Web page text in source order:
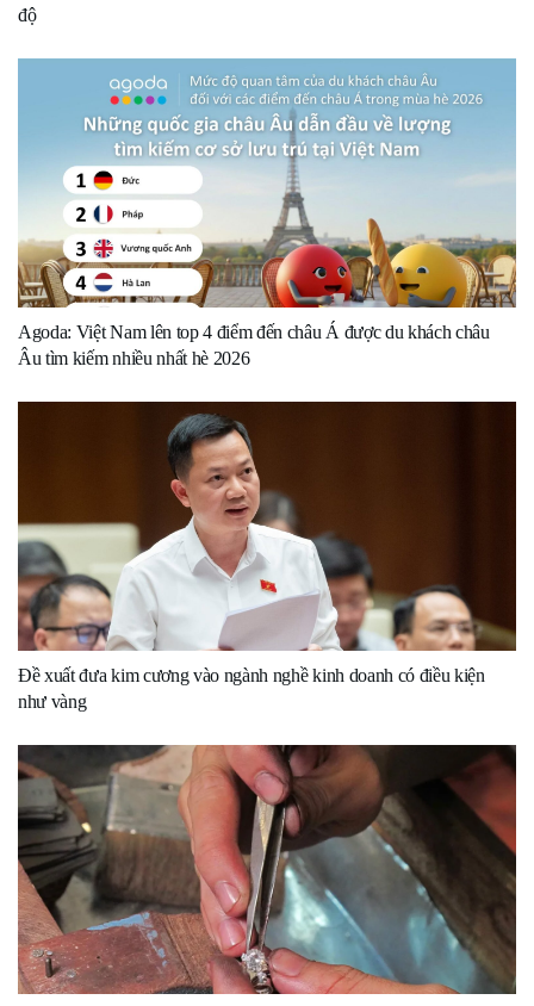
độ
Agoda: Việt Nam lên top 4 điểm đến châu Á được du khách châu
Âu tìm kiếm nhiều nhất hè 2026
Đề xuất đưa kim cương vào ngành nghề kinh doanh có điều kiện
như vàng